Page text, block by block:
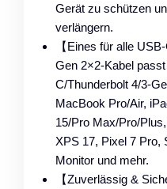
Gerät zu schützen
verlängern.
【Eines für alle
Gen 2×2-Kabel
C/Thunderbolt 4/3-
MacBook Pro/Air,
15/Pro Max/Pro/
XPS 17, Pixel 7 Pro,
Monitor und mehr.
【Zuverlässig &